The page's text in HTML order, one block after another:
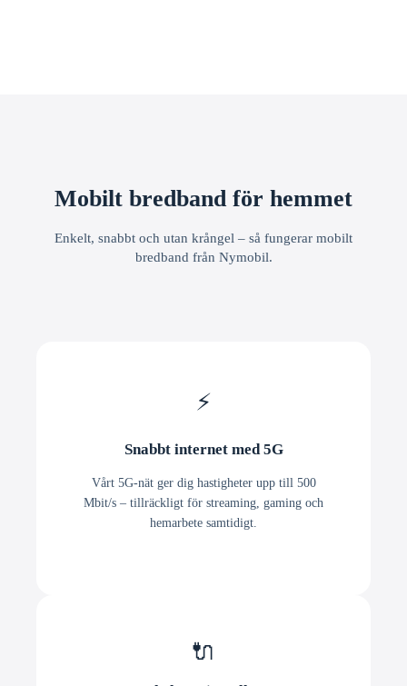
Mobilt bredband för hemmet
Enkelt, snabbt och utan krångel – så fungerar mobilt
bredband från Nymobil.
⚡
Snabbt internet med 5G
Vårt 5G-nät ger dig hastigheter upp till 500
Mbit/s – tillräckligt för streaming, gaming och
hemarbete samtidigt.
🔌